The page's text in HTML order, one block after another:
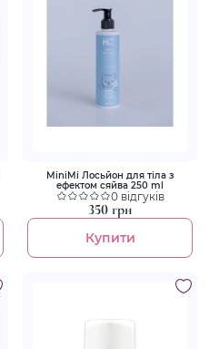
MiniMi Лосьйон для тіла з
ефектом сяйва 250 ml
0 відгуків
350 грн
Купити